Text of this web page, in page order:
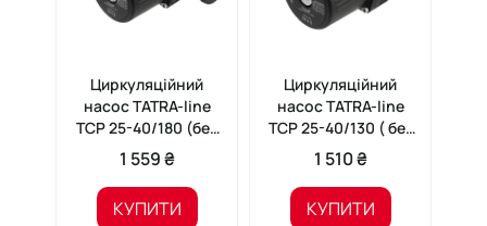
Циркуляційний
насос TATRA-line
TCP 25-40/180 (без
кабеля)
1 559 ₴
КУПИТИ
Циркуляційний
насос TATRA-line
TCP 25-40/130 ( без
кабелю)
1 510 ₴
КУПИТИ